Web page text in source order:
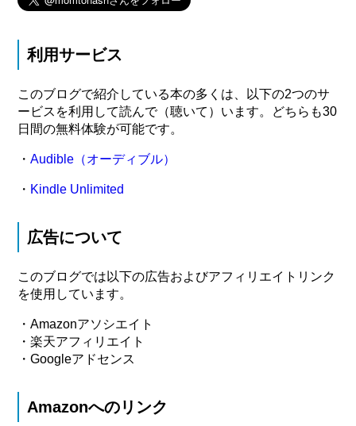
利用サービス
このブログで紹介している本の多くは、以下の2つのサ
ービスを利用して読んで（聴いて）います。どちらも30
日間の無料体験が可能です。
・Audible（オーディブル）
・ Kindle Unlimited
広告について
このブログでは以下の広告およびアフィリエイトリンク
を使用しています。
・Amazonアソシエイト
・楽天アフィリエイト
・Googleアドセンス
Amazonへのリンク